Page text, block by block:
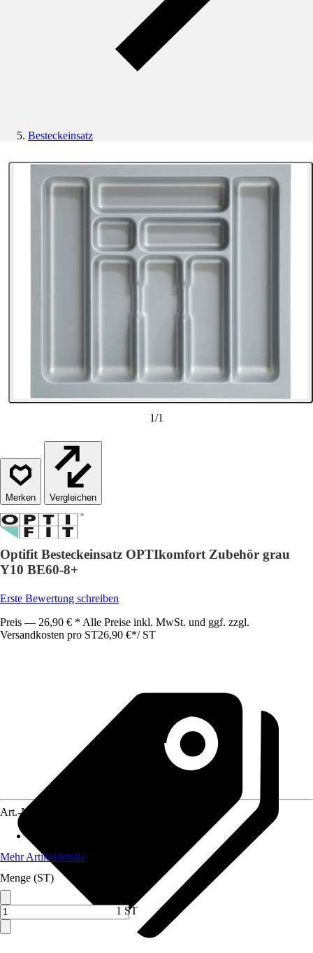
Besteckeinsatz
1/1
Vergleichen
Optifit Besteckeinsatz OPTIkomfort Zubehör grau
Y10 BE60-8+
Erste Bewertung schreiben
Preis — 26,90 € * Alle Preise inkl. MwSt. und ggf. zzgl.
Versandkosten pro ST26,90 €*/ ST
Art.-Nr.
Mehr Artikeldetails
Menge (ST)
1 ST